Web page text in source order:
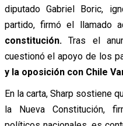
diputado Gabriel Boric,
partido, firmó el llamado
constitución.Tras el
cuestionó el apoyo de los
y la oposición con Chile
En la carta, Sharp sostiene
la Nueva Constitución,